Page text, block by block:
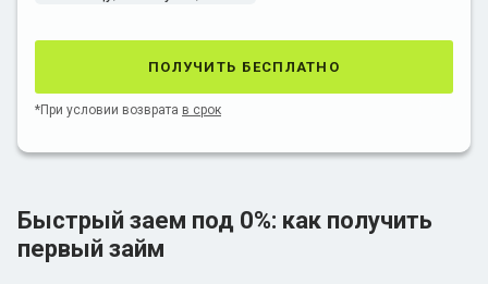
получить бесплатно
*При условии возврата в срок
Быстрый заем под 0%: как получить
первый займ